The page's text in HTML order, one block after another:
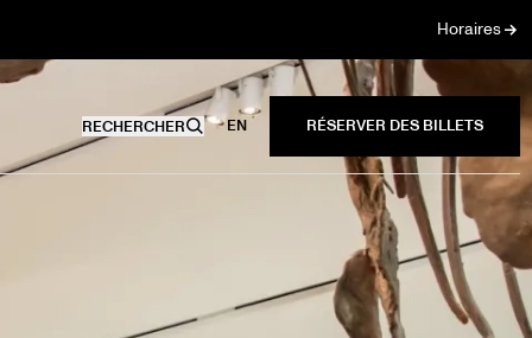
Horaires
RECHERCHER EN